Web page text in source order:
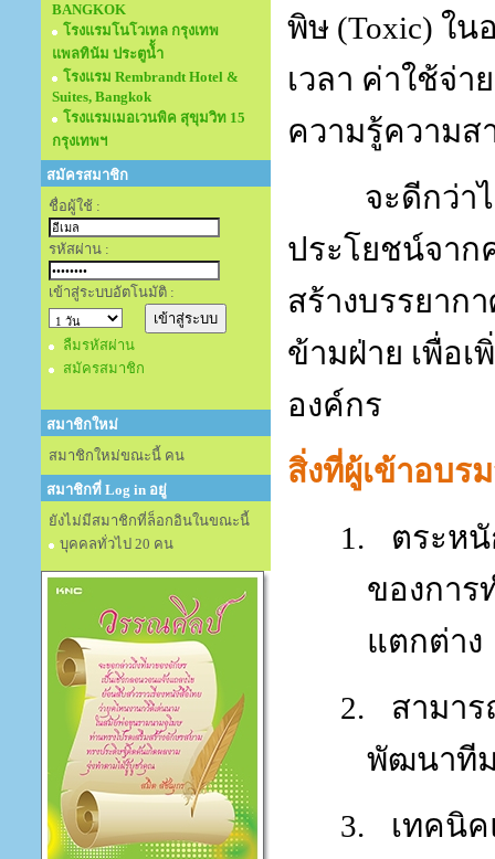
BANGKOK
โรงแรมโนโวเทล กรุงเทพ
แพลทินัม ประตูนั้ำ
โรงแรม Rembrandt Hotel &
Suites, Bangkok
โรงแรมเมอเวนพิค สุขุมวิท 15
กรุงเทพฯ
สมัครสมาชิก
ชื่อผู้ใช้ :
รหัสผ่าน :
เข้าสู่ระบบอัตโนมัติ :
ลืมรหัสผ่าน
สมัครสมาชิก
สมาชิกใหม่
สมาชิกใหม่ขณะนี้ คน
สมาชิกที่ Log in อยู่
ยังไม่มีสมาชิกที่ล็อกอินในขณะนี้
บุคคลทั่วไป 20 คน
พิษ (Toxic) ใน
เวลา ค่าใช้จ่
ความรู้ความส
จะดีกว่า
ประโยชน์จาก
สร้างบรรยาก
ข้ามฝ่าย เพื่อ
องค์กร
สิ่งที่ผู้เข้าอบร
1.
ตระห
ของการ
แตกต่าง
2.
สามา
พัฒนาที
3.
เทคนิ